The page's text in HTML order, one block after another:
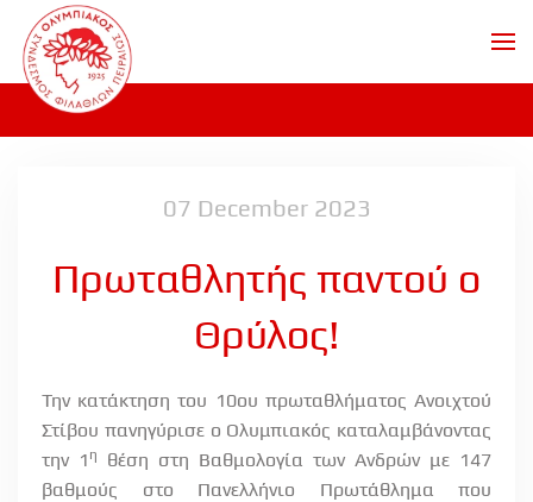
Skip to main content
07 December 2023
Πρωταθλητής παντού ο
Θρύλος!
Την κατάκτηση του 10ου πρωταθλήματος Ανοιχτού
Στίβου πανηγύρισε ο Ολυμπιακός καταλαμβάνοντας
την 1 η
θέση στη Βαθμολογία των Ανδρών με 147
βαθμούς στο Πανελλήνιο Πρωτάθλημα που